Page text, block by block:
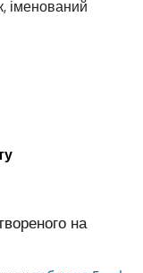
іменований
на